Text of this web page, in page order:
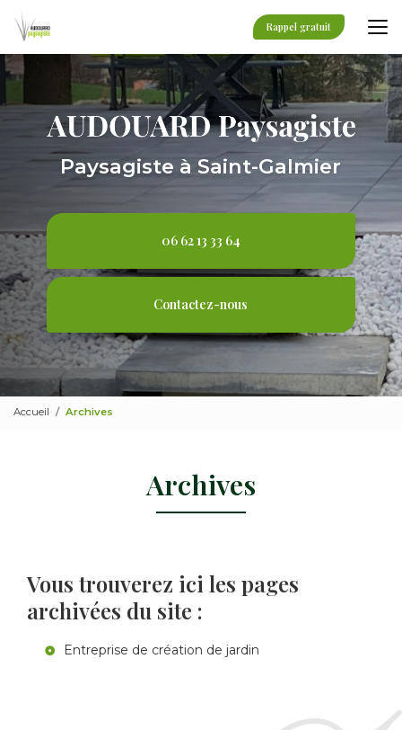
contenu
principal
Rappel gratuit
Paysagiste à Saint-Galmier
06 62 13 33 64
Contactez-nous
Accueil Archives
Archives
Vous trouverez ici les pages
archivées du site :
Entreprise de création de jardin